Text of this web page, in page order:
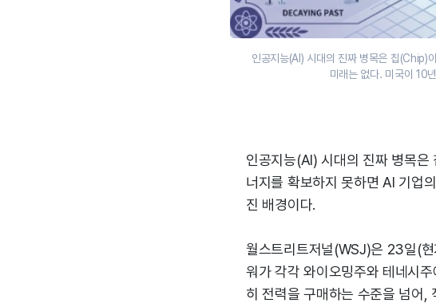
인공지능(AI) 시대의 진짜 병목은 칩(Chip)
미래는 없다. 미국이 10
인공지능(AI) 시대의 진짜 병목
너지를 확보하지 못하면 AI 기업
진 배경이다.
월스트리트저널(WSJ)은 23일(
워가 각각 와이오밍주와 테네시
히 전력을 구매하는 수준을 넘어